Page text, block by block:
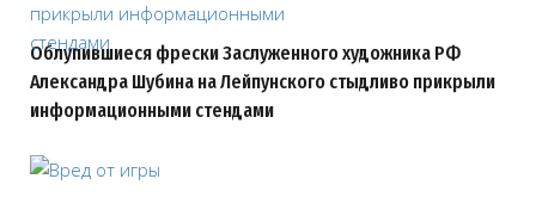
Облупившиеся фрески Заслуженного художника РФ
Александра Шубина на Лейпунского стыдливо прикрыли
информационными стендами